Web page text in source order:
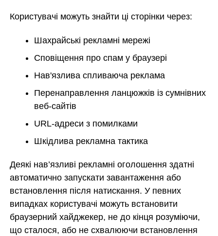
Користувачі можуть знайти ці сторінки через:
Шахрайські рекламні мережі
Сповіщення про спам у браузері
Нав'язлива спливаюча реклама
Перенаправлення ланцюжків із сумнівних
веб-сайтів
URL-адреси з помилками
Шкідлива рекламна тактика
Деякі нав’язливі рекламні оголошення здатні
автоматично запускати завантаження або
встановлення після натискання. У певних
випадках користувачі можуть встановити
браузерний хайджекер, не до кінця розуміючи,
що сталося, або не схвалюючи встановлення